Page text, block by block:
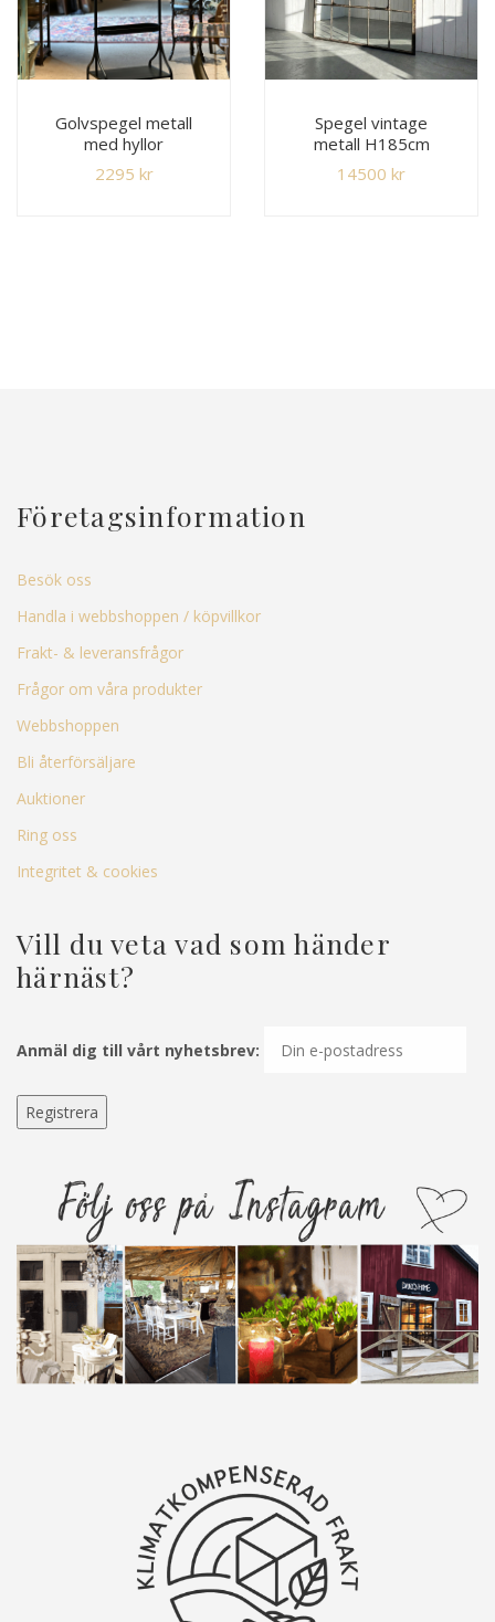
Golvspegel metall
med hyllor
2295 kr
Spegel vintage
metall H185cm
14500 kr
Företagsinformation
Besök oss
Handla i webbshoppen / köpvillkor
Frakt- & leveransfrågor
Frågor om våra produkter
Webbshoppen
Bli återförsäljare
Auktioner
Ring oss
Integritet & cookies
Vill du veta vad som händer
härnäst?
Anmäl dig till vårt nyhetsbrev: